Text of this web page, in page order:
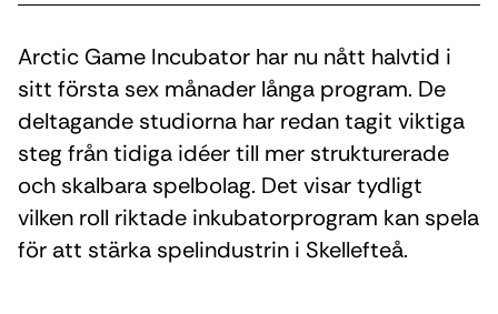
Arctic Game Incubator har nu nått halvtid i
sitt första sex månader långa program. De
deltagande studiorna har redan tagit viktiga
steg från tidiga idéer till mer strukturerade
och skalbara spelbolag. Det visar tydligt
vilken roll riktade inkubatorprogram kan spela
för att stärka spelindustrin i Skellefteå.